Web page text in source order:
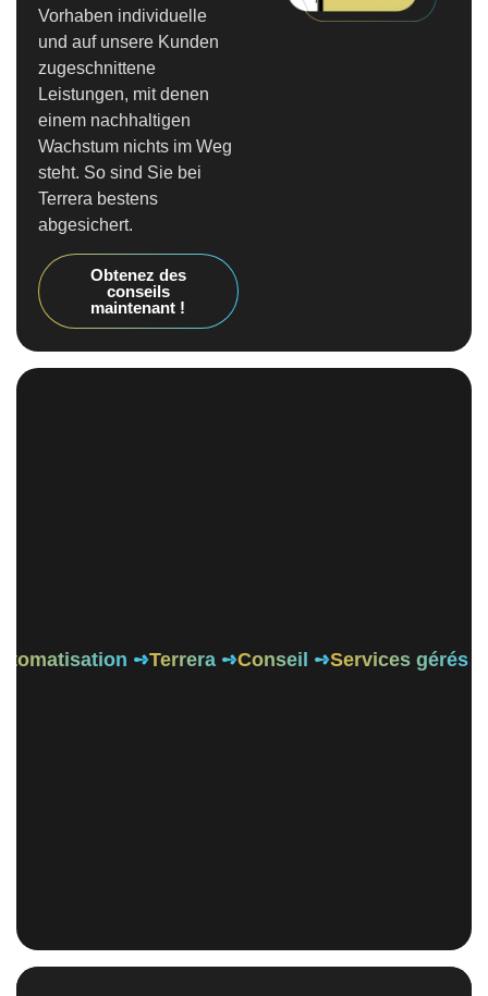
Vorhaben individuelle
und auf unsere Kunden
zugeschnittene
Leistungen, mit denen
einem nachhaltigen
Wachstum nichts im Weg
steht. So sind Sie bei
Terrera bestens
abgesichert.
Obtenez des
conseils
maintenant !
➺Terrera ➺Conseil ➺Services gérés